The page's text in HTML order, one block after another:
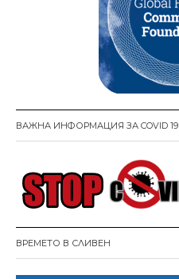
ВАЖНА ИНФОРМАЦИЯ ЗА COVID 19
ВРЕМЕТО В СЛИВЕН